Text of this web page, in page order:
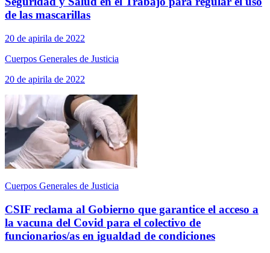
de las mascarillas
20 de apirila de 2022
Cuerpos Generales de Justicia
20 de apirila de 2022
Cuerpos Generales de Justicia
CSIF reclama al Gobierno que garantice el acceso a
la vacuna del Covid para el colectivo de
funcionarios/as en igualdad de condiciones